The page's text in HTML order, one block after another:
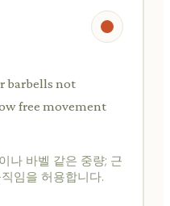
barbells not
free movement
나 바벨 같은 중량; 근
임을 허용합니다.